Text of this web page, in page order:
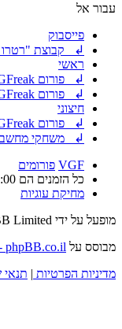
עבור אל
פייסבוק
↲ קבוצת "רטרו
ראשי
↲ פורום VGFreak - כללי
↲ פורום VGFreak - טכני
חיצוני
↲ פורום VGFreak - ישן
↲ משחקי מחשב
VGF פורומים
כל הזמנים הם
מחיקת עוגיות
מופעל על ידי Limited
מבוסס על phpBB.co.il - פורומים בעברית
מדיניות הפרטיות |